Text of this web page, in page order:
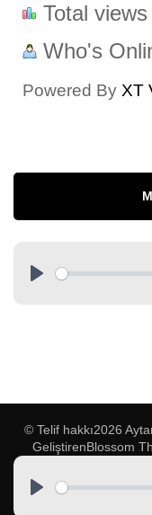
Total
Who's
Powered By XT
© Telif hakkı2026
GeliştirenBlossom